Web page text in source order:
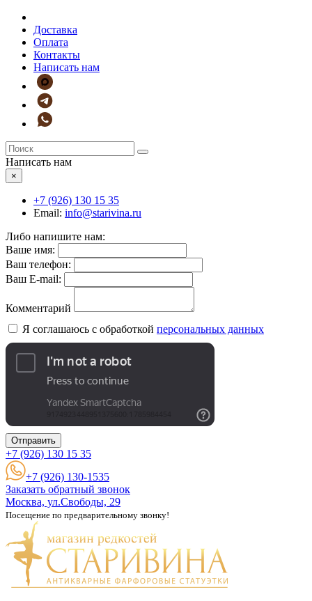
Доставка
Оплата
Контакты
Написать нам
Написать нам
×
+7 (926) 130 15 35
Email: info@starivina.ru
Либо напишите нам:
Ваше имя:
Ваш телефон:
Ваш E-mail:
Комментарий
Я соглашаюсь с обработкой персональных данных
Отправить
+7 (926) 130 15 35
+7 (926) 130-1535
Заказать обратный звонок
Москва, ул.Свободы, 29
Посещение по предварительному звонку!